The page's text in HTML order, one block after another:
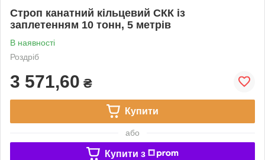
Строп канатний кільцевий СКК із
заплетенням 10 тонн, 5 метрів
В наявності
Роздріб
3 571,60 ₴
Купити
або
Купити з